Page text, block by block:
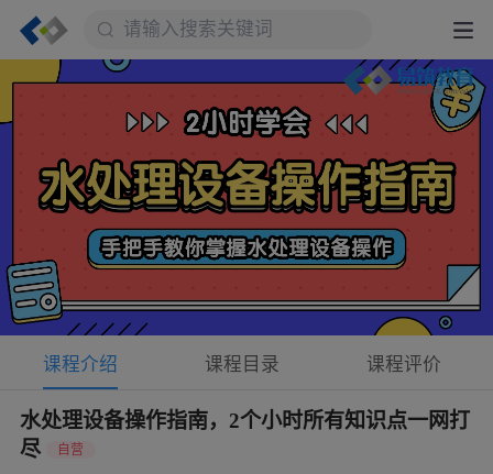
课程介绍 课程目录 课程评价
水处理设备操作指南，2个小时所有知识点一网打
尽
自营